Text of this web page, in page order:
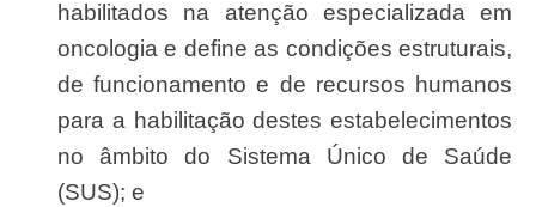
habilitados na atenção especializada em
oncologia e define as condições estruturais,
de funcionamento e de recursos humanos
para a habilitação destes estabelecimentos
no âmbito do Sistema Único de Saúde
(SUS); e